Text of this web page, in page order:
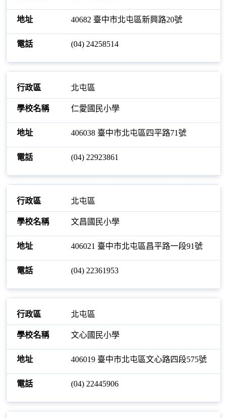
40682 臺中市北屯區新興路20號
(04) 24258514
北屯區
仁愛國民小學
406038 臺中市北屯區四平路71號
(04) 22923861
北屯區
文昌國民小學
406021 臺中市北屯區昌平路一段91號
(04) 22361953
北屯區
文心國民小學
406019 臺中市北屯區文心路四段575號
(04) 22445906